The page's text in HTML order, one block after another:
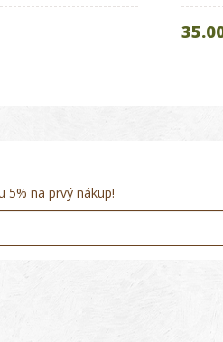
5% na prvý nákup!